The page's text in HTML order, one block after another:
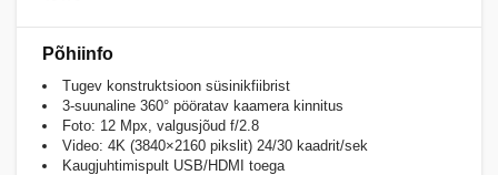
Põhiinfo
Tugev konstruktsioon süsinikfiibrist
3-suunaline 360° pööratav kaamera kinnitus
Foto: 12 Мpx, valgusjõud f/2.8
Video: 4K (3840×2160 pikslit) 24/30 kaadrit/sek
Kaugjuhtimispult USB/HDMI toega
Ilu
tervis
Sport